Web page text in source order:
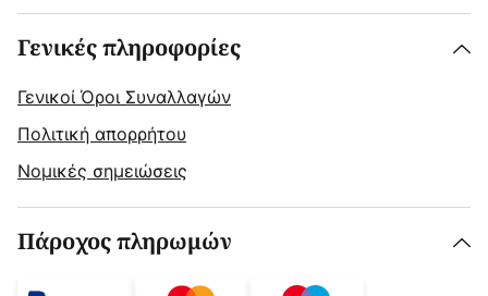
Γενικές πληροφορίες
Γενικοί Όροι Συναλλαγών
Πολιτική απορρήτου
Νομικές σημειώσεις
Πάροχος πληρωμών